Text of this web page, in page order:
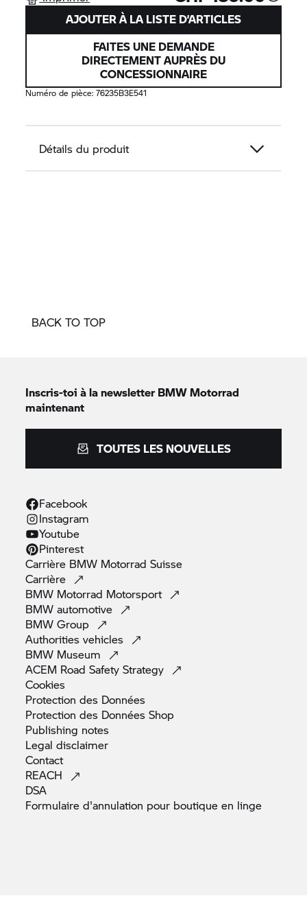
AJOUTER À LA LISTE D’ARTICLES
FAITES UNE DEMANDE
DIRECTEMENT AUPRÈS DU
CONCESSIONNAIRE
Numéro de pièce:76235B3E541
Détails du produit
BACK TO TOP
Inscris-toi à la newsletterBMW Motorrad
maintenant
TOUTES LES NOUVELLES
Facebook
Instagram
Youtube
Pinterest
Carrière BMW Motorrad Suisse
Carrière
BMW Motorrad Motorsport
BMWautomotive
BMWGroup
Authoritiesvehicles
BMW Museum
ACEM Road SafetyStrategy
Cookies
Protection des Données
Protection des DonnéesShop
Publishing notes
Legaldisclaimer
Contact
REACH
DSA
Formulaire d'annulation pour boutique en linge